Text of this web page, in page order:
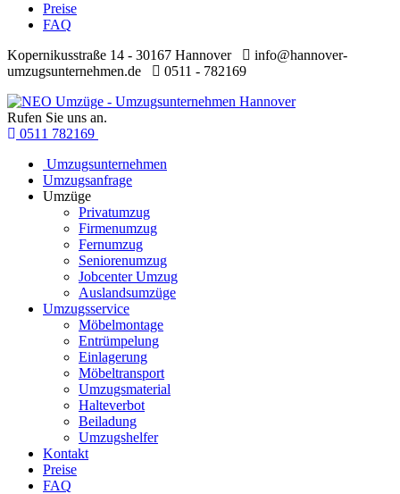
Preise
FAQ
Kopernikusstraße 14 - 30167 Hannover
info@hannover-
umzugsunternehmen.de
0511 - 782169
Rufen Sie uns an.
0511 782169
Umzugsunternehmen
Umzugsanfrage
Umzüge
Privatumzug
Firmenumzug
Fernumzug
Seniorenumzug
Jobcenter Umzug
Auslandsumzüge
Umzugsservice
Möbelmontage
Entrümpelung
Einlagerung
Möbeltransport
Umzugsmaterial
Halteverbot
Beiladung
Umzugshelfer
Kontakt
Preise
FAQ